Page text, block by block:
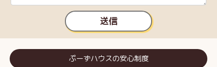
送信
ぷーずハウスの安心制度